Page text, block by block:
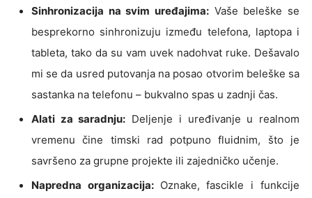
Sinhronizacija na svim uređajima: Vaše beleške se
besprekorno sinhronizuju između telefona, laptopa i
tableta, tako da su vam uvek nadohvat ruke. Dešavalo
mi se da usred putovanja na posao otvorim beleške sa
sastanka na telefonu – bukvalno spas u zadnji čas.
Alati za saradnju: Deljenje i uređivanje u realnom
vremenu čine timski rad potpuno fluidnim, što je
savršeno za grupne projekte ili zajedničko učenje.
Napredna organizacija: Oznake, fascikle i funkcije